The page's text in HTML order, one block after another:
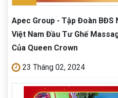
Apec Group - Tập Đoàn BĐS
Việt Nam Đầu Tư Ghế
Của Queen Crown
23 Tháng 02, 2024